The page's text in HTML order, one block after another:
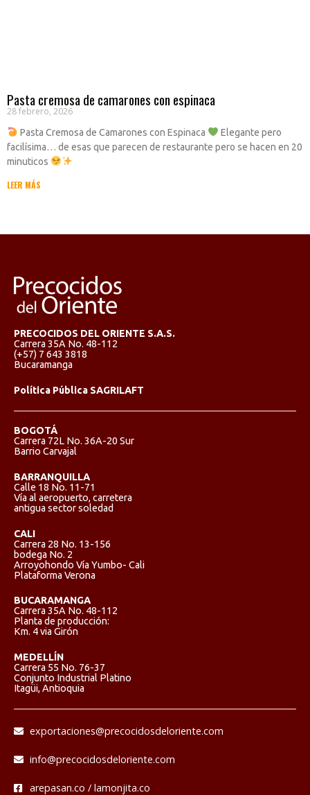
Pasta cremosa de camarones con espinaca
28 febrero, 2026
Pasta Cremosa de Camarones con Espinaca
Elegante pero
facilísima… de esas que parecen de restaurante pero se hacen en 20
minuticos
LEER MÁS
PRECOCIDOS DEL ORIENTE S.A.S.
Carrera 35A No. 48-112
(+57) 7 643 3818
Bucaramanga
Política Pública SAGRILAFT
BOGOTÁ
Carrera 72L No. 36A-20 Sur
Barrio Carvajal
BARRANQUILLA
Calle 18 No. 11-71
Vía al aeropuerto, carretera
antigua sector soledad
CALI
Carrera 28 No. 13-156
bodega No. 2
Arroyohondo Vía Yumbo- Cali
Plataforma Verona
BUCARAMANGA
Carrera 35A No. 48-112
Planta de producción:
Km. 4 via Girón
MEDELLÍN
Carrera 55 No. 76-37
Conjunto Industrial Platino
Itagüi, Antioquia
exportaciones@precocidosdeloriente.com
info@precocidosdeloriente.com
arepasan.co / lamonjita.co